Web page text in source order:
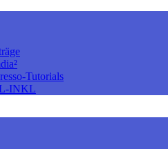
Tutorials
INKL